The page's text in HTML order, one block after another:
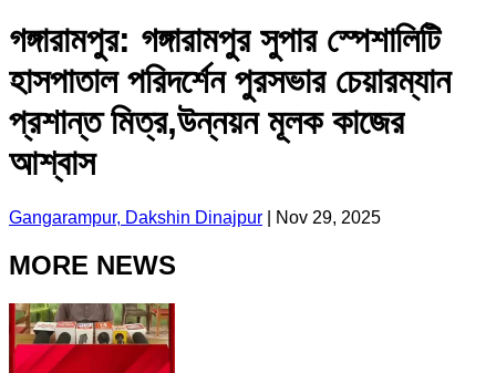
গঙ্গারামপুর: গঙ্গারামপুর সুপার স্পেশালিটি
হাসপাতাল পরিদর্শেন পুরসভার চেয়ারম্যান
প্রশান্ত মিত্র,উন্নয়ন মূলক কাজের
আশ্বাস
Gangarampur, Dakshin Dinajpur Nov 29, 2025
MORE NEWS